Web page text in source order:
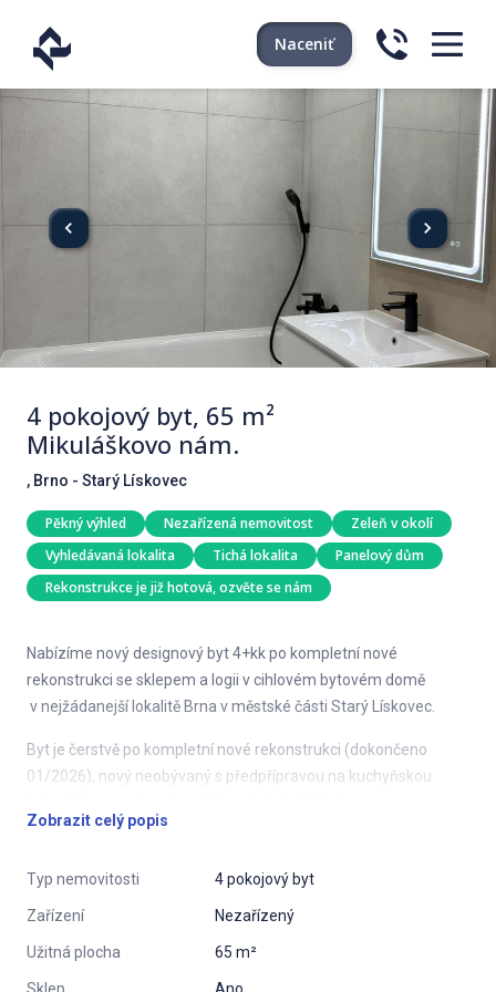
Naceniť
4 pokojový byt, 65 m²
Mikuláškovo nám.
, Brno - Starý Lískovec
Pěkný výhled Nezařízená nemovitost
Zeleň v okolí
Vyhledávaná lokalita
Tichá lokalita
Panelový dům
Rekonstrukce je již hotová, ozvěte se nám
Nabízíme nový designový byt 4+kk po kompletní nové
rekonstrukci se sklepem a logii v cihlovém bytovém domě
v nejžádanejší lokalitě Brna v městské části Starý Lískovec.
Byt je čerstvě po kompletní nové rekonstrukci (dokončeno
01/2026), nový neobývaný s předpřípravou na kuchyňskou
výtahem. Plocha bytu je 58 m2 m2 a k bytu patří sklep o výmere
Bytový dům je po kompletní revitalizaci a ve velmi dobrém
Zobrazit celý popis
Typ nemovitosti 4 pokojový byt
Zařízení Nezařízený
Užitná plocha 65 m²